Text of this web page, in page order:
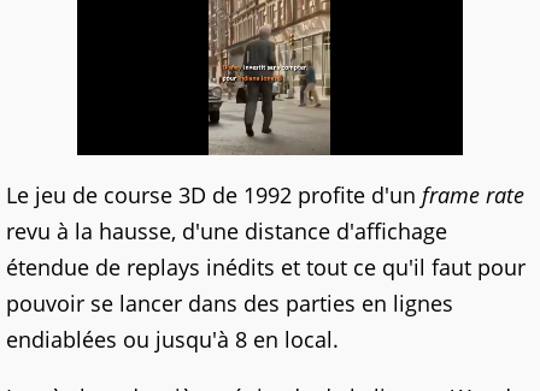
Le jeu de course 3D de 1992 profite d'un frame rate
revu à la hausse, d'une distance d'affichage
étendue de replays inédits et tout ce qu'il faut pour
pouvoir se lancer dans des parties en lignes
endiablées ou jusqu'à 8 en local.